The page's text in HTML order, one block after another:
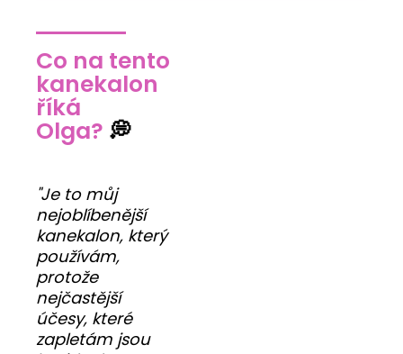
Co na tento
kanekalon
říká
Olga? 💭
"Je to můj
nejoblíbenější
kanekalon, který
používám,
protože
nejčastější
účesy, které
zapletám jsou